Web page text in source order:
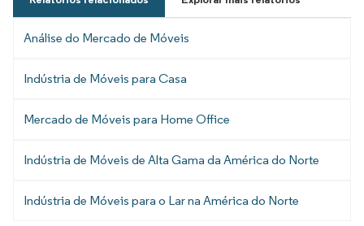
Análise do Mercado de Móveis
Indústria de Móveis para Casa
Mercado de Móveis para Home Office
Indústria de Móveis de Alta Gama da América do Norte
Indústria de Móveis para o Lar na América do Norte